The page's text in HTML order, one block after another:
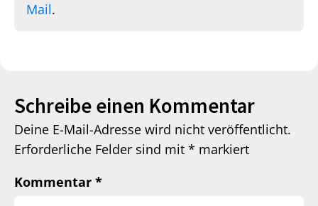
Mail.
Schreibe einen Kommentar
Deine E-Mail-Adresse wird nicht veröffentlicht.
Erforderliche Felder sind mit * markiert
Kommentar *